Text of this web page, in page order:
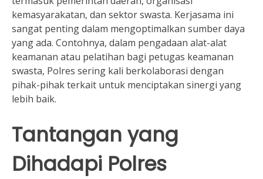
kemasyarakatan, dan sektor swasta. Kerjasama ini
sangat penting dalam mengoptimalkan sumber daya
yang ada. Contohnya, dalam pengadaan alat-alat
keamanan atau pelatihan bagi petugas keamanan
swasta, Polres sering kali berkolaborasi dengan
pihak-pihak terkait untuk menciptakan sinergi yang
lebih baik.
Tantangan yang
Dihadapi Polres